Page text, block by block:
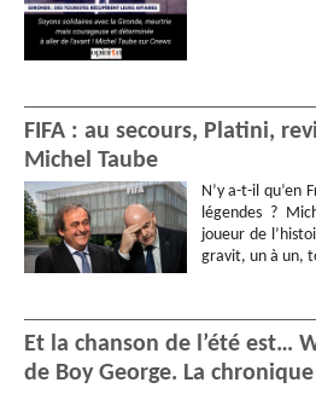
FIFA : au secours, Platini,
Michel Taube
N’y a-t-il qu’en
légendes ?
joueur de
gravit, un à un,
Et la chanson de l’été est…
de Boy George. La